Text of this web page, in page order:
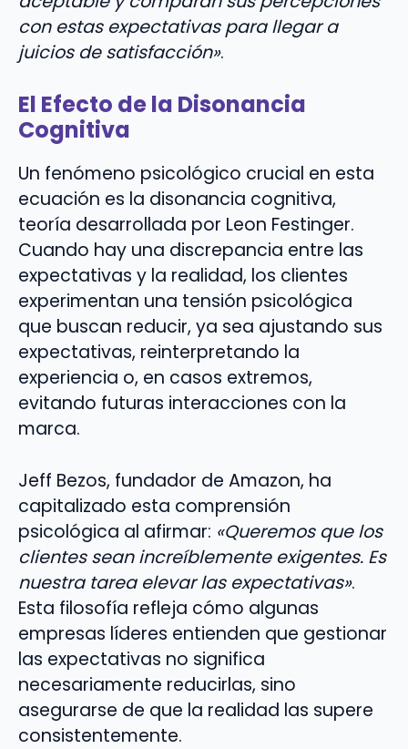
con estas expectativas para llegar a
juicios de satisfacción».
El Efecto de la Disonancia
Cognitiva
Un fenómeno psicológico crucial en esta
ecuación es la disonancia cognitiva,
teoría desarrollada por Leon Festinger.
Cuando hay una discrepancia entre las
expectativas y la realidad, los clientes
experimentan una tensión psicológica
que buscan reducir, ya sea ajustando sus
expectativas, reinterpretando la
experiencia o, en casos extremos,
evitando futuras interacciones con la
marca.
Jeff Bezos, fundador de Amazon, ha
capitalizado esta comprensión
psicológica al afirmar: «Queremos que los
clientes sean increíblemente exigentes. Es
nuestra tarea elevar las expectativas».
Esta filosofía refleja cómo algunas
empresas líderes entienden que gestionar
las expectativas no significa
necesariamente reducirlas, sino
asegurarse de que la realidad las supere
consistentemente.